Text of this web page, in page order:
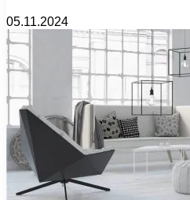
05.11.2024